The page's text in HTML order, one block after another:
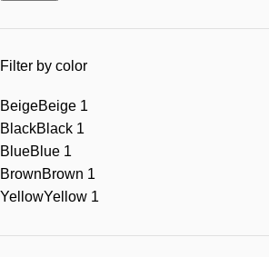
Filter by color
BeigeBeige 1
BlackBlack 1
BlueBlue 1
BrownBrown 1
YellowYellow 1